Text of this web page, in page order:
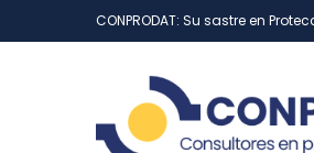
CONPRODAT: Su sastre en